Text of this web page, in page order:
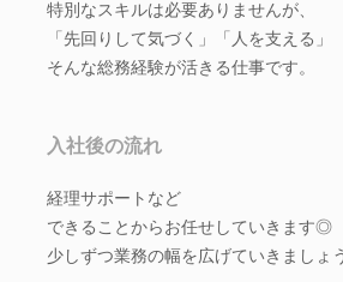
特別なスキルは必要ありませんが、
「先回りして気づく」「人を支える」
そんな総務経験が活きる仕事です。
入社後の流れ
経理サポートなど
できることからお任せしていきます◎
少しずつ業務の幅を広げていきましょ